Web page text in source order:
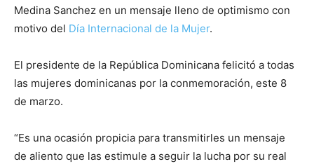
Medina Sanchez en un mensaje lleno de optimismo con
motivo del Día Internacional de la Mujer.
El presidente de la República Dominicana felicitó a todas
las mujeres dominicanas por la conmemoración, este 8
de marzo.
“Es una ocasión propicia para transmitirles un mensaje
de aliento que las estimule a seguir la lucha por su real